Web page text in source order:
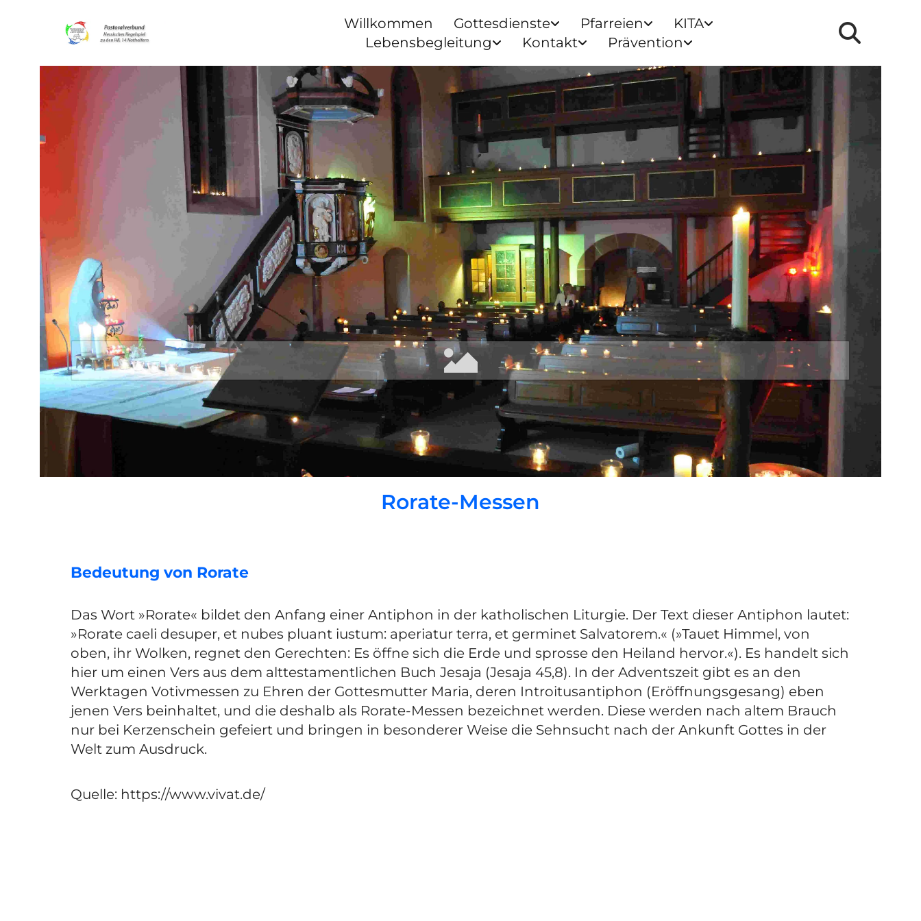
Willkommen Gottesdienste Pfarreien
KITA
Lebensbegleitung
Kontakt Prävention
Rorate-Messen
Bedeutung von Rorate
Das Wort »Rorate« bildet den Anfang einer Antiphon in der katholischen Liturgie. Der Text dieser Antiphon lautet:
»Rorate caeli desuper, et nubes pluant iustum: aperiatur terra, et germinet Salvatorem.« (»Tauet Himmel, von
oben, ihr Wolken, regnet den Gerechten: Es öffne sich die Erde und sprosse den Heiland hervor.«). Es handelt sich
hier um einen Vers aus dem alttestamentlichen Buch Jesaja (Jesaja 45,8). In der Adventszeit gibt es an den
Werktagen Votivmessen zu Ehren der Gottesmutter Maria, deren Introitusantiphon (Eröffnungsgesang) eben
jenen Vers beinhaltet, und die deshalb als Rorate-Messen bezeichnet werden. Diese werden nach altem Brauch
nur bei Kerzenschein gefeiert und bringen in besonderer Weise die Sehnsucht nach der Ankunft Gottes in der
Welt zum Ausdruck.
Quelle: https://www.vivat.de/